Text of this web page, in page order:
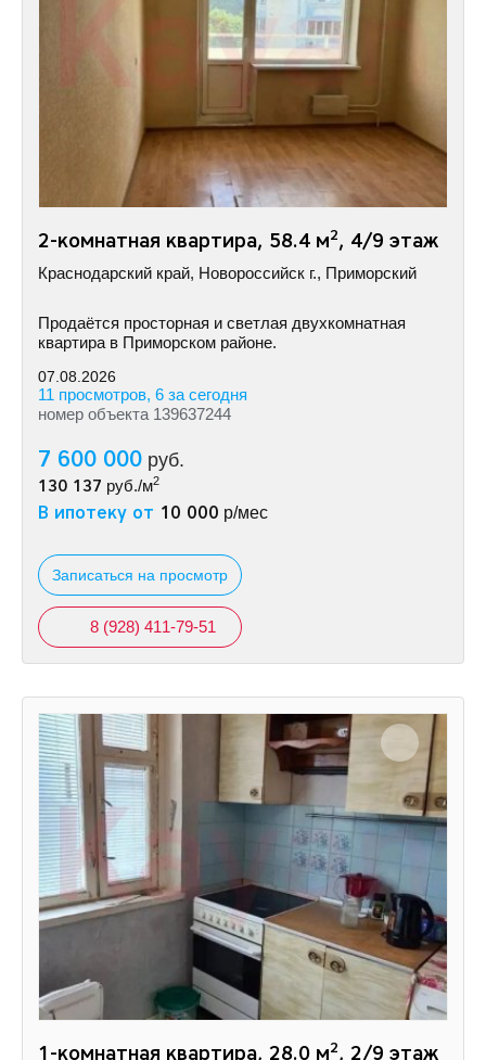
2-комнатная квартира, 58.4 м2, 4/9 этаж
Краснодарский край, Новороссийск г., Приморский
Продаётся просторная и светлая двухкомнатная
квартира в Приморском районе.
07.08.2026
11 просмотров, 6 за сегодня
номер объекта 139637244
7 600 000 руб.
130 137 руб./м2
В ипотеку от 10 000 р/мес
Записаться на просмотр
8 (928) 411-79-51
1-комнатная квартира, 28.0 м2, 2/9 этаж